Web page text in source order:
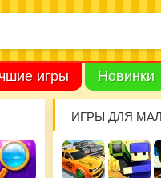
игры Новинки
ИГРЫ ДЛЯ